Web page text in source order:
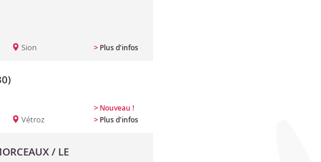
Sion > Plus d'infos
Vétroz
> Nouveau !
> Plus d'infos
/ LE